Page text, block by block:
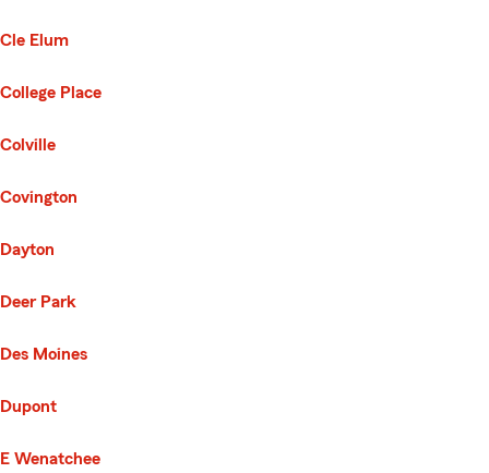
Cle Elum
College Place
Colville
Covington
Dayton
Deer Park
Des Moines
Dupont
E Wenatchee